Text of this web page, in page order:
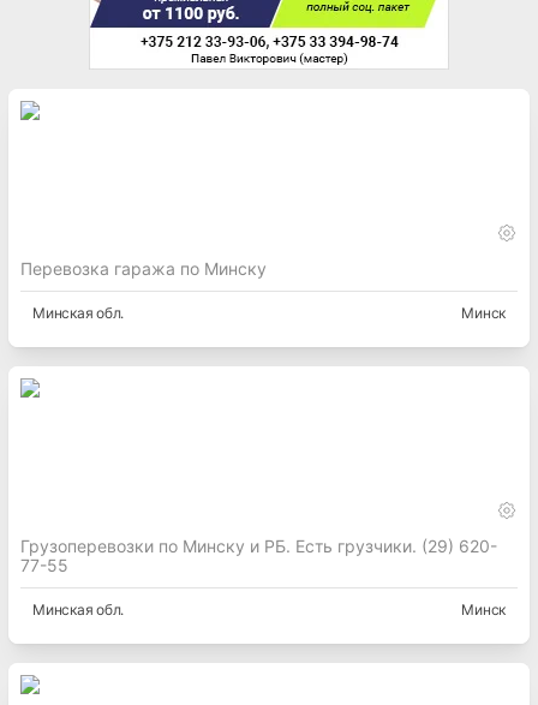
Перевозка гаража по Минску
Минская обл. Минск
Грузоперевозки по Минску и РБ. Есть грузчики. (29) 620-
77-55
Минская обл. Минск